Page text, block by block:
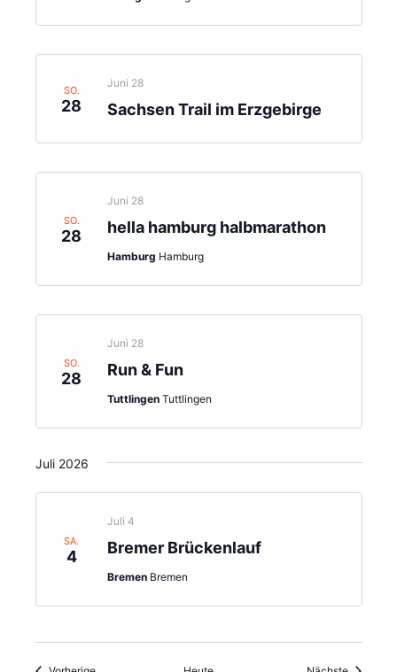
SO.
28 Sachsen Trail im Erzgebirge
Juni 28
SO.
28 hella hamburg halbmarathon
Juni 28
Hamburg Hamburg
SO.
28 Run & Fun
Juni 28
Tuttlingen Tuttlingen
Juli 2026
SA.
4 Bremer Brückenlauf
Juli 4
Bremen Bremen